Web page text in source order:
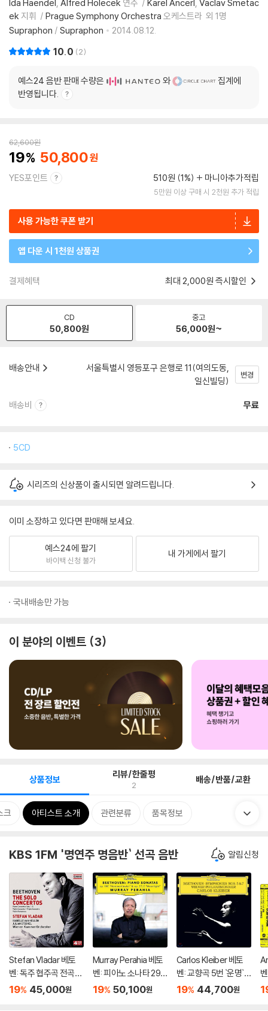
Ida Haendel Alfred Holecek 연주 Karel Ancerl Vaclav Smetac
ek 지휘 Prague Symphony Orchestra 오케스트라 외 1명
Supraphon / Supraphon 2014.08.12.
10.0 2
예스24 음반 판매 수량은 와
집계에
반영됩니다.
62,600원
19 50,800
YES포인트 510원 (1%) 마니아추가적립
5만원 이상 구매 시 2천원 추가 적립
사용 가능한 쿠폰 받기
앱 다운 시 1천원 상품권
결제혜택 최대 2,000원 즉시할인
CD
50,800원
중고
56,000원~
배송안내
서울특별시 영등포구 은행로 11(여의도동,
일신빌딩)
변경
배송비 무료
5CD
시리즈의 신상품이 출시되면 알려드립니다.
이미 소장하고 있다면 판매해 보세요.
예스24에 팔기
바이백 신청 불가
내 가게에서 팔기
국내배송만 가능
이 분야의 이벤트 3
상품정보 리뷰/한줄평
2 배송/반품/교환
크 아티스트 소개 관련분류 품목정보
KBS 1FM '명연주 명음반` 선곡 음반 알림신청
Stefan Vladar 베토
벤: 독주 협주곡 전곡집
(Beethoven:The So
19% 45,000원
Murray Perahia 베토
벤: 피아노 소나타 29
번 '함머클라비어', 14
19% 50,100원
Carlos Kleiber 베토
벤: 교향곡 5번 `운명`,
7번 - 카를로스 클라이
19% 44,700원